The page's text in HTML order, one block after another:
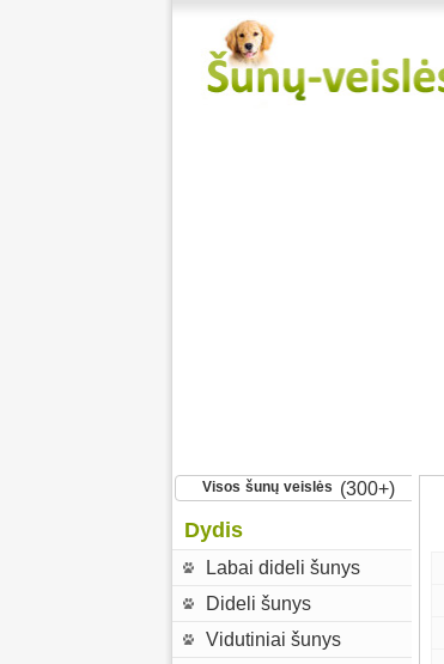
Visos šunų veislės (300+)
Dydis
Labai dideli šunys
Dideli šunys
Vidutiniai šunys